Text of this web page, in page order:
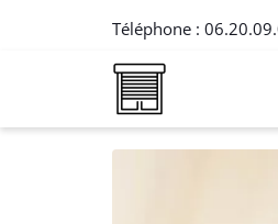
Téléphone :